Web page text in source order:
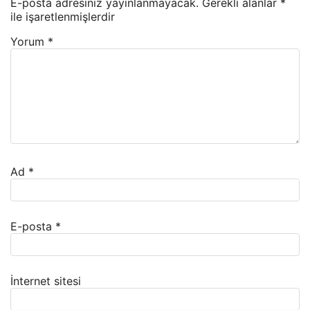
E-posta adresiniz yayınlanmayacak. Gerekli alanlar *
ile işaretlenmişlerdir
Yorum *
Ad *
E-posta *
İnternet sitesi